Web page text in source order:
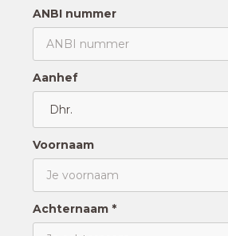
ANBI nummer
Aanhef
Voornaam
Achternaam *